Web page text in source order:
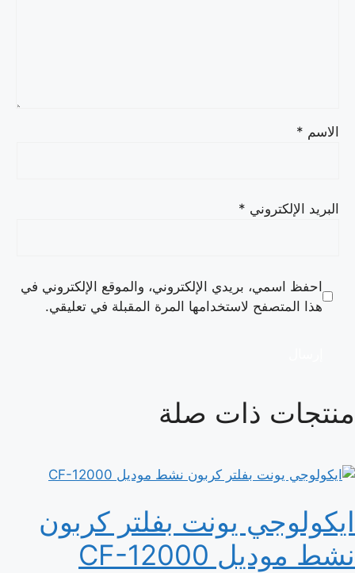
الاسم *
البريد الإلكتروني *
احفظ اسمي، بريدي الإلكتروني، والموقع الإلكتروني في
هذا المتصفح لاستخدامها المرة المقبلة في تعليقي.
منتجات ذات صلة
ايكولوجي يونت بفلتر كربون
نشط موديل CF-12000